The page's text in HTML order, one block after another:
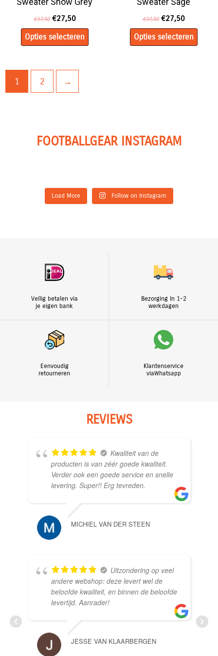
€37,50 €27,50
Opties selecteren
op
de
productpagina
€37,50 €27,50
Opties selecteren
op
de
productpagina
1 2 →
FOOTBALLGEAR INSTAGRAM
Load More Follow on Instagram
Veilig betalen via
je eigen bank
Bezorging In 1-2
werkdagen
Eenvoudig
retourneren
Klantenservice
viaWhatsapp
REVIEWS
Kwaliteit van de
producten is van zéér goede kwaliteit.
Verder ook een goede service en snelle
levering. Super!! Erg tevreden.
MICHIEL VAN DER STEEN
Uitzondering op veel
andere webshop: deze levert wel de
beloofde kwaliteit, en binnen de beloofde
levertijd. Aanrader!
JESSE VAN KLAARBERGEN